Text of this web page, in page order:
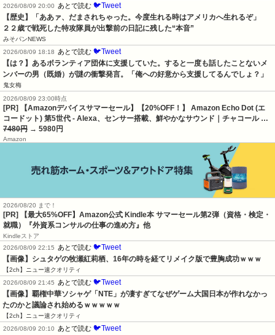
2026/08/09 20:00
あとで読む 🐦Tweet
【歴史】「ああァ、だまされちゃった。今度生れる時はアメリカへ生れるぞ」
２２歳で戦死した特攻隊員が出撃前の日記に残した“本音”
みそパンNEWS
2026/08/09 18:18
あとで読む 🐦Tweet
【は？】あるボランティア団体に支援していた。すると一度も話したことないメ
ンバーの男（既婚）が謎の衝撃発言。「俺への好意から支援してるんでしょ？」
鬼女梅
2026/08/09 23:00時点
[PR] 【Amazonデバイスサマーセール】【20%OFF！】 Amazon Echo Dot (エ
コードット) 第5世代 - Alexa、センサー搭載、鮮やかなサウンド｜チャコール …
7480円 → 5980円
Amazon
2026/08/20 まで！
[PR]
【最大65%OFF】Amazon公式 Kindle本 サマーセール第2弾（資格・検定・
就職）『外資系コンサルの仕事の進め方』他
Kindleストア
2026/08/09 22:15 あとで読む 🐦Tweet
【画像】シュタゲの牧瀬紅莉栖、16年の時を経てリメイク版で豊胸成功ｗｗｗ
【2ch】ニュー速クオリティ
2026/08/09 21:45 あとで読む 🐦Tweet
【画像】覇権中華ソシャゲ「NTE」が凄すぎてなぜゲーム大国日本が作れなかっ
たのかと議論され始めるｗｗｗｗｗ
【2ch】ニュー速クオリティ
2026/08/09 20:10 あとで読む 🐦Tweet